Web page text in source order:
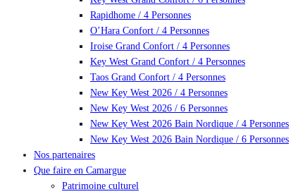
Rapidhome / 4 Personnes
O’Hara Confort / 4 Personnes
Iroise Grand Confort / 4 Personnes
Key West Grand Confort / 4 Personnes
Taos Grand Confort / 4 Personnes
New Key West 2026 / 4 Personnes
New Key West 2026 / 6 Personnes
New Key West 2026 Bain Nordique / 4 Personnes
New Key West 2026 Bain Nordique / 6 Personnes
Nos partenaires
Que faire en Camargue
Patrimoine culturel